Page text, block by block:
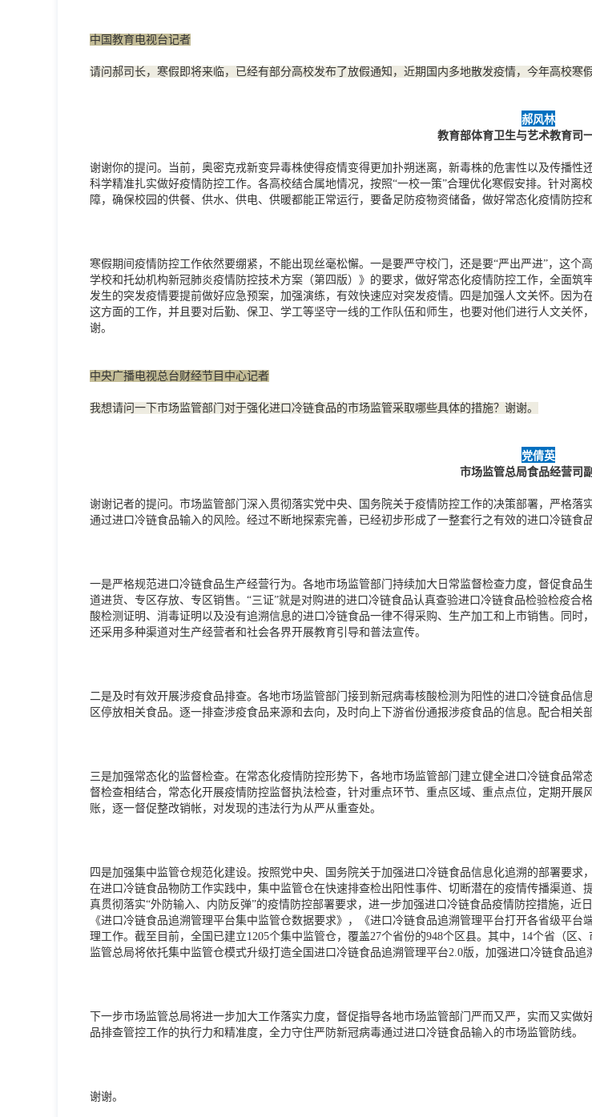
中国教育电视台记者
请问郝司长，寒假即将来临，已经有部分高校发布了放假通知，近期国内多地散发疫情，今年高校寒
郝风林
教育部体育卫生与艺术教育司
谢谢你的提问。当前，奥密克戎新变异毒株使得疫情变得更加扑朔迷离，新毒株的危害性以及传播性
科学精准扎实做好疫情防控工作。各高校结合属地情况，按照“一校一策”合理优化寒假安排。针对
障，确保校园的供餐、供水、供电、供暖都能正常运行，要备足防疫物资储备，做好常态化疫情防控
寒假期间疫情防控工作依然要绷紧，不能出现丝毫松懈。一是要严守校门，还是要“严出严进”，这
学校和托幼机构新冠肺炎疫情防控技术方案（第四版）》的要求，做好常态化疫情防控工作，全面
发生的突发疫情要提前做好应急预案，加强演练，有效快速应对突发疫情。四是加强人文关怀。因
这方面的工作，并且要对后勤、保卫、学工等坚守一线的工作队伍和师生，也要对他们进行人文关
谢。
中央广播电视总台财经节目中心记者
我想请问一下市场监管部门对于强化进口冷链食品的市场监管采取哪些具体的措施？谢谢。
党倩英
市场监管总局食品经营司
谢谢记者的提问。市场监管部门深入贯彻落实党中央、国务院关于疫情防控工作的决策部署，严格
通过进口冷链食品输入的风险。经过不断地探索完善，已经初步形成了一整套行之有效的进口冷链食
一是严格规范进口冷链食品生产经营行为。各地市场监管部门持续加大日常监督检查力度，督促食品
道进货、专区存放、专区销售。“三证”就是对购进的进口冷链食品认真查验进口冷链食品检验检疫
酸检测证明、消毒证明以及没有追溯信息的进口冷链食品一律不得采购、生产加工和上市销售。同
还采用多种渠道对生产经营者和社会各界开展教育引导和普法宣传。
二是及时有效开展涉疫食品排查。各地市场监管部门接到新冠病毒核酸检测为阳性的进口冷链食品
区停放相关食品。逐一排查涉疫食品来源和去向，及时向上下游省份通报涉疫食品的信息。配合相关
三是加强常态化的监督检查。在常态化疫情防控形势下，各地市场监管部门建立健全进口冷链食品
督检查相结合，常态化开展疫情防控监督执法检查，针对重点环节、重点区域、重点点位，定期开
账，逐一督促整改销帐，对发现的违法行为从严从重查处。
四是加强集中监管仓规范化建设。按照党中央、国务院关于加强进口冷链食品信息化追溯的部署要求
在进口冷链食品物防工作实践中，集中监管仓在快速排查检出阳性事件、切断潜在的疫情传播渠道
真贯彻落实“外防输入、内防反弹”的疫情防控部署要求，进一步加强进口冷链食品疫情防控措施，近
《进口冷链食品追溯管理平台集中监管仓数据要求》，《进口冷链食品追溯管理平台打开各省级平
理工作。截至目前，全国已建立1205个集中监管仓，覆盖27个省份的948个区县。其中，14个省（
监管总局将依托集中监管仓模式升级打造全国进口冷链食品追溯管理平台2.0版，加强进口冷链食品追
下一步市场监管总局将进一步加大工作落实力度，督促指导各地市场监管部门严而又严，实而又实
品排查管控工作的执行力和精准度，全力守住严防新冠病毒通过进口冷链食品输入的市场监管防线。
谢谢。